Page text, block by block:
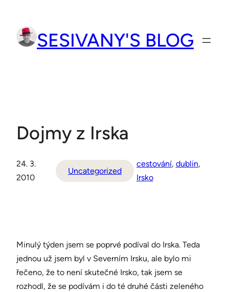
obsah
SESIVANY'S BLOG
Dojmy z Irska
24. 3.
2010
Uncategorized
cestování, dublin,
Irsko
Minulý týden jsem se poprvé podíval do Irska. Teda
jednou už jsem byl v Severním Irsku, ale bylo mi
řečeno, že to není skutečné Irsko, tak jsem se
rozhodl, že se podívám i do té druhé části zeleného